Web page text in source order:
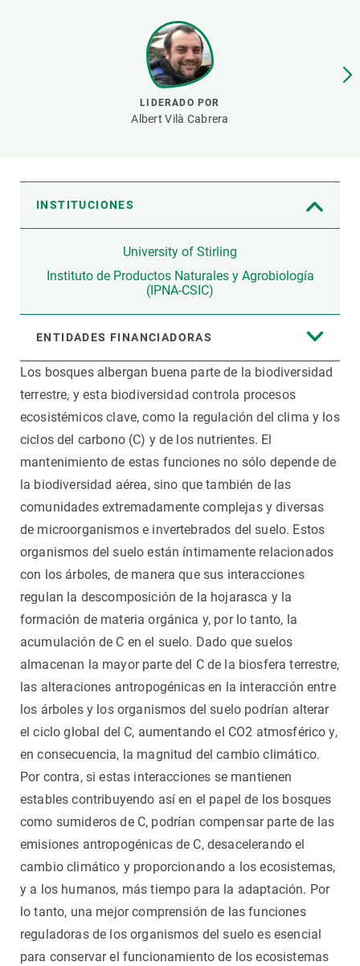
LIDERADO POR
Albert Vilà Cabrera
INSTITUCIONES
University of Stirling
Instituto de Productos Naturales y Agrobiología
(IPNA-CSIC)
ENTIDADES FINANCIADORAS
Los bosques albergan buena parte de la biodiversidad
terrestre, y esta biodiversidad controla procesos
ecosistémicos clave, como la regulación del clima y los
ciclos del carbono (C) y de los nutrientes. El
mantenimiento de estas funciones no sólo depende de
la biodiversidad aérea, sino que también de las
comunidades extremadamente complejas y diversas
de microorganismos e invertebrados del suelo. Estos
organismos del suelo están íntimamente relacionados
con los árboles, de manera que sus interacciones
regulan la descomposición de la hojarasca y la
formación de materia orgánica y, por lo tanto, la
acumulación de C en el suelo. Dado que suelos
almacenan la mayor parte del C de la biosfera terrestre,
las alteraciones antropogénicas en la interacción entre
los árboles y los organismos del suelo podrían alterar
el ciclo global del C, aumentando el CO2 atmosférico y,
en consecuencia, la magnitud del cambio climático.
Por contra, si estas interacciones se mantienen
estables contribuyendo así en el papel de los bosques
como sumideros de C, podrían compensar parte de las
emisiones antropogénicas de C, desacelerando el
cambio climático y proporcionando a los ecosistemas,
y a los humanos, más tiempo para la adaptación. Por
lo tanto, una mejor comprensión de las funciones
reguladoras de los organismos del suelo es esencial
para conservar el funcionamiento de los ecosistemas